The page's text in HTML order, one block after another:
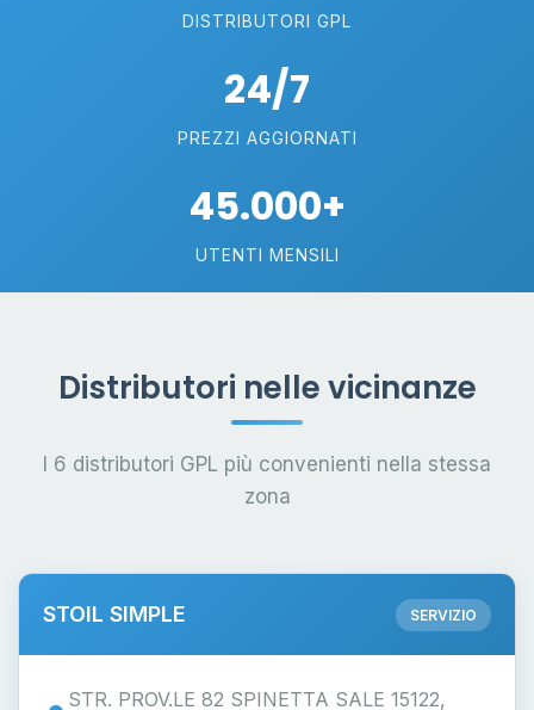
DISTRIBUTORI GPL
24/7
PREZZI AGGIORNATI
45.000+
UTENTI MENSILI
Distributori nelle vicinanze
I 6 distributori GPL più convenienti nella stessa
zona
STOIL SIMPLE SERVIZIO
STR. PROV.LE 82 SPINETTA SALE 15122,